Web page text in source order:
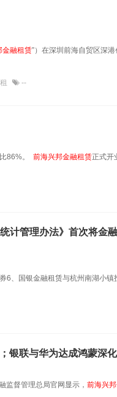
金融租赁”）在深圳前海自贸区深
--
86%。 前海兴邦金融租赁正式开
计管理办法》首次将金
6、国银金融租赁与杭州南湖小
银联与华为达成鸿蒙深
监督管理总局官网显示， 前海兴